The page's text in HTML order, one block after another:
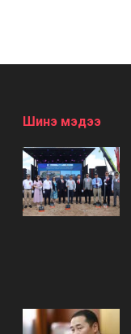
Шинэ мэдээ